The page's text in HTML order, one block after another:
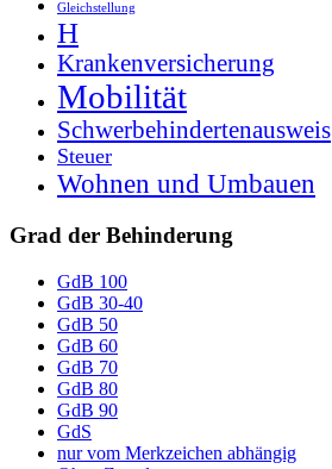
Gleichstellung
H
Krankenversicherung
Mobilität
Schwerbehindertenausweis
Steuer
Wohnen und Umbauen
Grad der Behinderung
GdB 100
GdB 30-40
GdB 50
GdB 60
GdB 70
GdB 80
GdB 90
GdS
nur vom Merkzeichen abhängig